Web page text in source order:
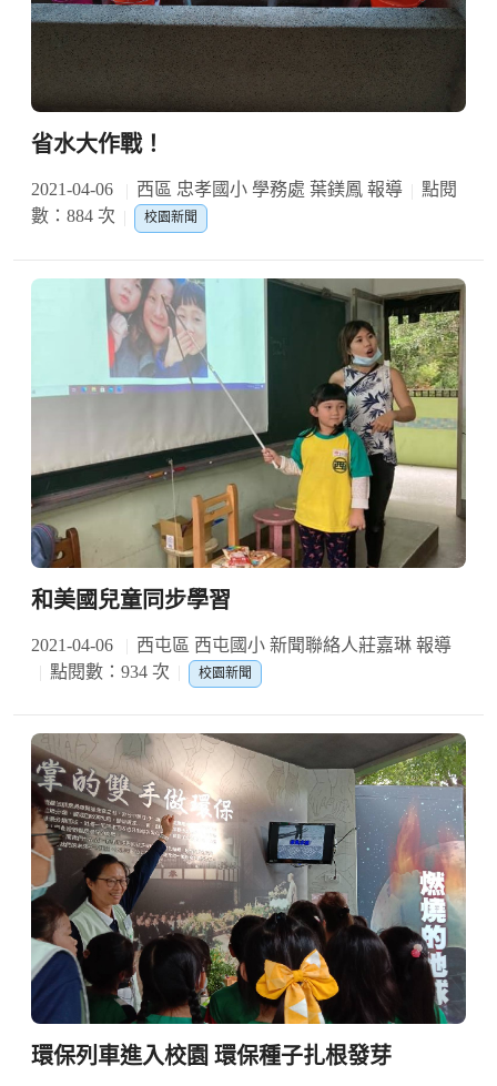
省水大作戰！
2021-04-06 西區 忠孝國小 學務處 葉鎂鳳 報導
點閱
數：884 次
校園新聞
和美國兒童同步學習
2021-04-06
西屯區 西屯國小 新聞聯絡人莊嘉琳 報導
點閱數：934 次
校園新聞
環保列車進入校園 環保種子扎根發芽